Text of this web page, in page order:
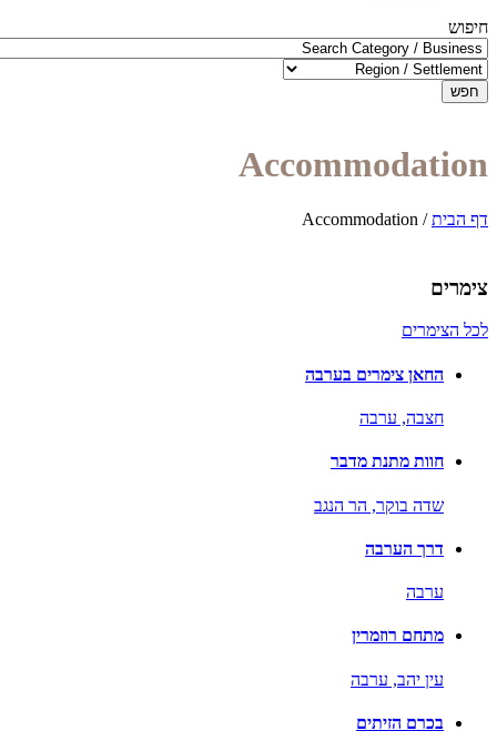
חיפוש
חפש
Accommodation
דף הבית/
Accommodation
צימרים
לכל הצימרים
החאן צימרים בערבה
חצבה, ערבה
חוות מתנת מדבר
שדה בוקר, הר הנגב
דרך הערבה
ערבה
מתחם רוזמרין
עין יהב, ערבה
בכרם הזיתים